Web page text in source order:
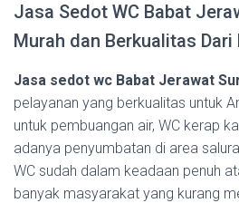
Jasa Sedot WC Babat
Murah dan Berkualitas Dari
Jasa sedot wc Babat Jerawat
pelayanan yang berkualitas untuk
untuk pembuangan air, WC kerap
adanya penyumbatan di area
WC sudah dalam keadaan penuh
banyak masyarakat yang kurang